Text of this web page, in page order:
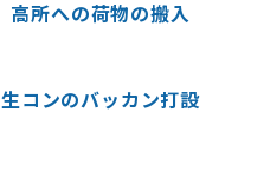
高所への荷物の搬入
生コンのバッカン打設